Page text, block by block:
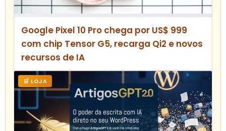
Google Pixel 10 Pro chega por US$ 999
com chip Tensor G5, recarga Qi2 e novos
recursos de IA
🛒 LOJA